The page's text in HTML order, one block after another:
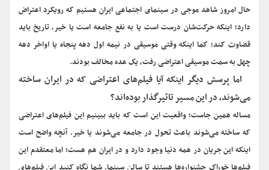
حال امروز شاهد موجی در سینمای اجتماعی ایران هستیم که رویکرد اعتراض
دارد؛ اینکه حرکت‌شان درست است یا به نفع جامعه است یا خیر، تاریخ باید
قضاوت کند؛ کما اینکه وقتی موسیقی در نیمه اول دهه پنجاه یا اواخر دهه
چهل به سمت موسیقی اعتراضی رفت، یک عده مخالف بودند.
‌‌اما پرسش دیگر اینکه آیا فیلم‌های اعتراضی که در ایران ساخته
می‌شوند، در این مسیر تاثیرگذار بوده‌اند؟
مساله همین جاست؛ واقعیت این است که باید ببینیم این فیلم‌های اعتراضی
که ساخته می‌شوند باعث تحول در جامعه می‌شوند یا خیر. آنچه واضح است
اینکه این جریان در همه دنیا وجود دارد و در ایران هم هست؛ اما معتقدم این